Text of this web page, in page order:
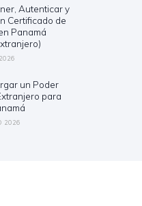
Autenticar y
Certificado de
Panamá
un Poder
para
2026